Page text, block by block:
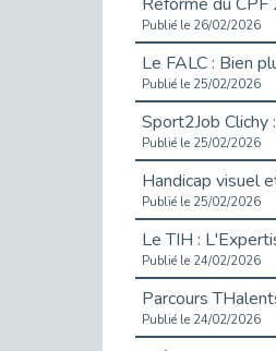
Publié le 26/02/2026
Publié le 25/02/2026
Publié le 25/02/2026
Publié le 25/02/2026
Publié le 24/02/2026
Publié le 24/02/2026